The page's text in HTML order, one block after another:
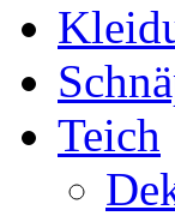
Teich